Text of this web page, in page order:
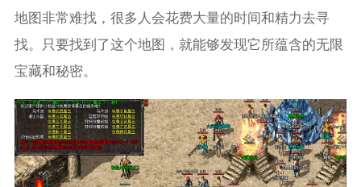
地图非常难找，很多人会花费大量的时间和精力去寻
找。只要找到了这个地图，就能够发现它所蕴含的无限
宝藏和秘密。